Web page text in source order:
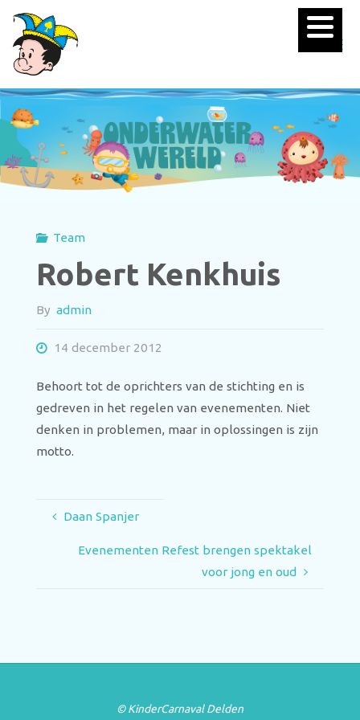
Team
Robert Kenkhuis
By admin
14 december 2012
Behoort tot de oprichters van de stichting en is
gedreven in het regelen van evenementen. Niet
denken in problemen, maar in oplossingen is zijn
motto.
Daan Spanjer
Evenementen Refest brengen spektakel
voor jong en oud
© KinderCarnaval Delden